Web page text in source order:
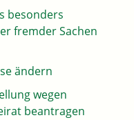
besonders
fremder Sachen
ändern
wegen
beantragen